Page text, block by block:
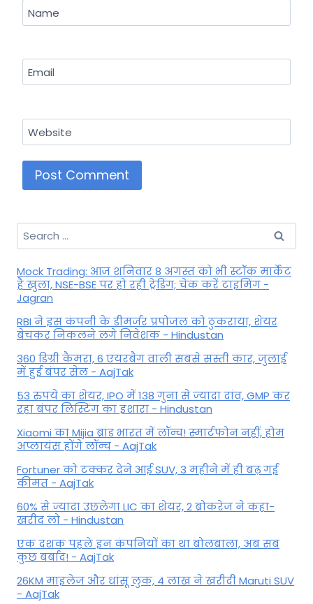
Name
Email
Website
Search
for:
Mock Trading: आज शनिवार 8 अगस्त को भी स्टॉक मार्केट
है खुला, NSE-BSE पर हो रही ट्रेडिंग; चेक करें टाइमिंग -
Jagran
RBI ने इस कंपनी के डीमर्जर प्रपोजल को ठुकराया, शेयर
बेचकर निकलने लगे निवेशक - Hindustan
360 डिग्री कैमरा, 6 एयरबैग वाली सबसे सस्ती कार, जुलाई
में हुई बंपर सेल - AajTak
53 रुपये का शेयर, IPO में 138 गुना से ज्यादा दांव, GMP कर
रहा बंपर लिस्टिंग का इशारा - Hindustan
Xiaomi का Mijia ब्रांड भारत में लॉन्च! स्मार्टफोन नहीं, होम
अप्लायंस होंगे लॉन्च - AajTak
Fortuner को टक्कर देने आई SUV, 3 महीने में ही बढ़ गई
कीमत - AajTak
60% से ज्यादा उछलेगा LIC का शेयर, 2 ब्रोकरेज ने कहा-
खरीद लो - Hindustan
एक दशक पहले इन कंपनियों का था बोलबाला, अब सब
कुछ बर्बाद! - AajTak
26KM माइलेज और धांसू लुक, 4 लाख ने खरीदी Maruti SUV
- AajTak